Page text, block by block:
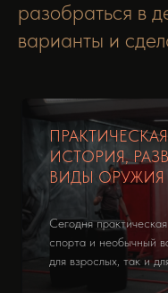
разобраться в
варианты и
ИСТОРИЯ,
ВИДЫ ОРУЖИЯ
Сегодня
спорта и необычный
для взрослых, так и